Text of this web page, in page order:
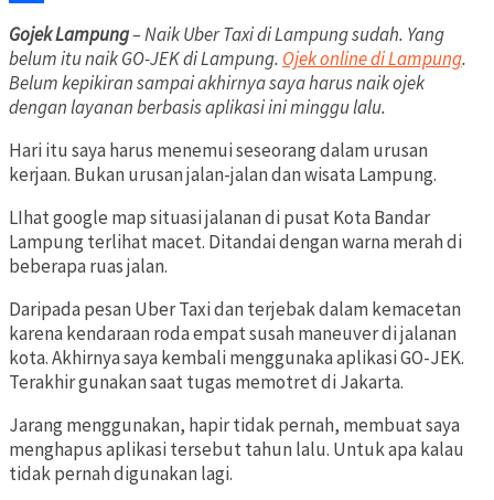
Share
Gojek Lampung– Naik Uber Taxi di Lampung sudah. Yang
belum itu naik GO-JEK di Lampung. Ojek online di Lampung.
Belum kepikiran sampai akhirnya saya harus naik ojek
dengan layanan berbasis aplikasi ini minggu lalu.
Hari itu saya harus menemui seseorang dalam urusan
kerjaan. Bukan urusan jalan-jalan dan wisata Lampung.
LIhat google map situasi jalanan di pusat Kota Bandar
Lampung terlihat macet. Ditandai dengan warna merah di
beberapa ruas jalan.
Daripada pesan Uber Taxi dan terjebak dalam kemacetan
karena kendaraan roda empat susah maneuver di jalanan
kota. Akhirnya saya kembali menggunaka aplikasi GO-JEK.
Terakhir gunakan saat tugas memotret di Jakarta.
Jarang menggunakan, hapir tidak pernah, membuat saya
menghapus aplikasi tersebut tahun lalu. Untuk apa kalau
tidak pernah digunakan lagi.